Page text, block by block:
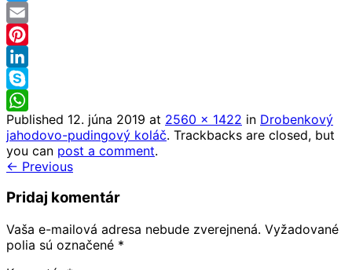
Twitter
Email
Pinterest
LinkedIn
Skype
WhatsApp
Published 12. júna 2019 at 2560 × 1422 in Drobenkový
jahodovo-pudingový koláč. Trackbacks are closed, but
you can post a comment.
← Previous
Pridaj komentár
Vaša e-mailová adresa nebude zverejnená. Vyžadované
polia sú označené *